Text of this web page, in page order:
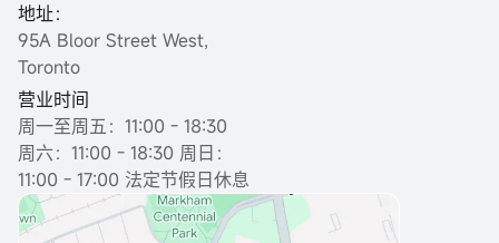
地址：
95A Bloor Street West,
Toronto
营业时间
周一至周五：11:00 - 18:30
周六：11:00 - 18:30 周日：
11:00 - 17:00 法定节假日休息